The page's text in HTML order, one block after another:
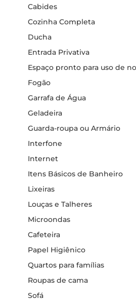
Cabides
Cozinha Completa
Ducha
Entrada Privativa
Espaço pronto para uso de
Fogão
Garrafa de Água
Geladeira
Guarda-roupa ou Armário
Interfone
Internet
Itens Básicos de Banheiro
Lixeiras
Louças e Talheres
Microondas
Cafeteira
Papel Higiênico
Quartos para famílias
Roupas de cama
Sofá